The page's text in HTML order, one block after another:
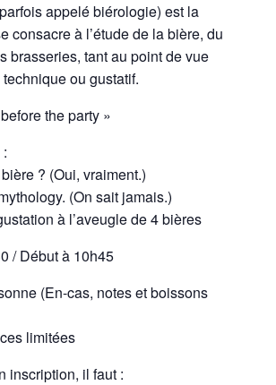
appelé biérologie) est la
consacre à l’étude de la bière, du
brasseries, tant au point de vue
ou gustatif.
the party »
? (Oui, vraiment.)
(On sait jamais.)
à l’aveugle de 4 bières
/ Début à 10h45
(En-cas, notes et boissons
limitées
inscription, il faut :